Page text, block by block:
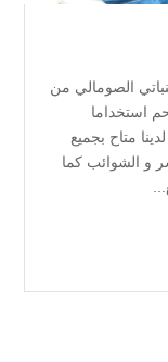
الصومالي من
استخداما
متاح بجميع
و الشوائب كما